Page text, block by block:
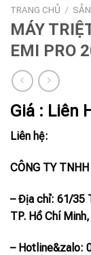
TRANG CHỦ /
MÁY
EMI PRO
Giá : Liên
Liên hệ:
CÔNG TY
– Địa chỉ: 61/35
TP. Hồ Chí
– Hotline&zalo: